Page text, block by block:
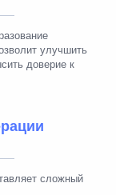
улучшить
доверие к
сложный